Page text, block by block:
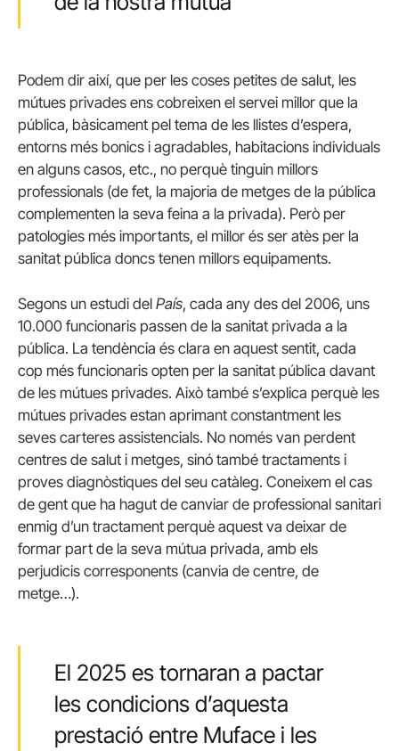
Podem dir així, que per les coses petites de salut, les
mútues privades ens cobreixen el servei millor que la
pública, bàsicament pel tema de les llistes d’espera,
entorns més bonics i agradables, habitacions individuals
en alguns casos, etc., no perquè tinguin millors
professionals (de fet, la majoria de metges de la pública
complementen la seva feina a la privada). Però per
patologies més importants, el millor és ser atès per la
sanitat pública doncs tenen millors equipaments.
Segons un estudi del País, cada any des del 2006, uns
10.000 funcionaris passen de la sanitat privada a la
pública. La tendència és clara en aquest sentit, cada
cop més funcionaris opten per la sanitat pública davant
de les mútues privades. Això també s’explica perquè les
mútues privades estan aprimant constantment les
seves carteres assistencials. No només van perdent
centres de salut i metges, sinó també tractaments i
proves diagnòstiques del seu catàleg. Coneixem el cas
de gent que ha hagut de canviar de professional sanitari
enmig d’un tractament perquè aquest va deixar de
formar part de la seva mútua privada, amb els
perjudicis corresponents (canvia de centre, de
metge…).
El 2025 es tornaran a pactar
les condicions d’aquesta
prestació entre Muface i les